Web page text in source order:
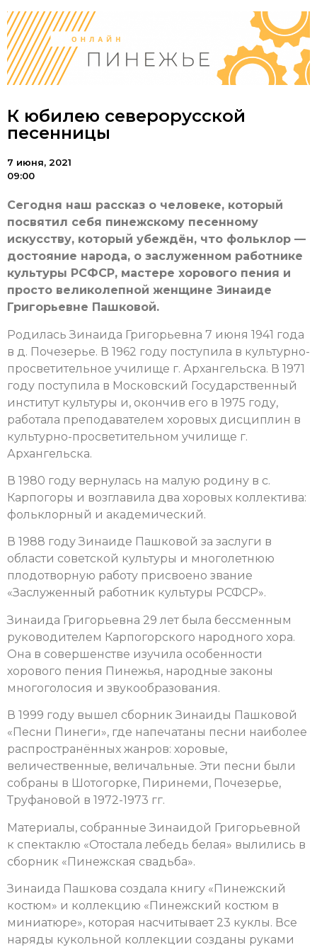
К юбилею северорусской
песенницы
7 июня, 2021
09:00
Сегодня наш рассказ о человеке, который
посвятил себя пинежскому песенному
искусству, который убеждён, что фольклор —
достояние народа, о заслуженном работнике
культуры РСФСР, мастере хорового пения и
просто великолепной женщине Зинаиде
Григорьевне Пашковой.
Родилась Зинаида Григорьевна 7 июня 1941 года
в д. Почезерье. В 1962 году поступила в культурно-
просветительное училище г. Архангельска. В 1971
году поступила в Московский Государственный
институт культуры и, окончив его в 1975 году,
работала преподавателем хоровых дисциплин в
культурно-просветительном училище г.
Архангельска.
В 1980 году вернулась на малую родину в с.
Карпогоры и возглавила два хоровых коллектива:
фольклорный и академический.
В 1988 году Зинаиде Пашковой за заслуги в
области советской культуры и многолетнюю
плодотворную работу присвоено звание
«Заслуженный работник культуры РСФСР».
Зинаида Григорьевна 29 лет была бессменным
руководителем Карпогорского народного хора.
Она в совершенстве изучила особенности
хорового пения Пинежья, народные законы
многоголосия и звукообразования.
В 1999 году вышел сборник Зинаиды Пашковой
«Песни Пинеги», где напечатаны песни наиболее
распространённых жанров: хоровые,
величественные, величальные. Эти песни были
собраны в Шотогорке, Пиринеми, Почезерье,
Труфановой в 1972-1973 гг.
Материалы, собранные Зинаидой Григорьевной
к спектаклю «Отостала лебедь белая» вылились в
сборник «Пинежская свадьба».
Зинаида Пашкова создала книгу «Пинежский
костюм» и коллекцию «Пинежский костюм в
миниатюре», которая насчитывает 23 куклы. Все
наряды кукольной коллекции созданы руками